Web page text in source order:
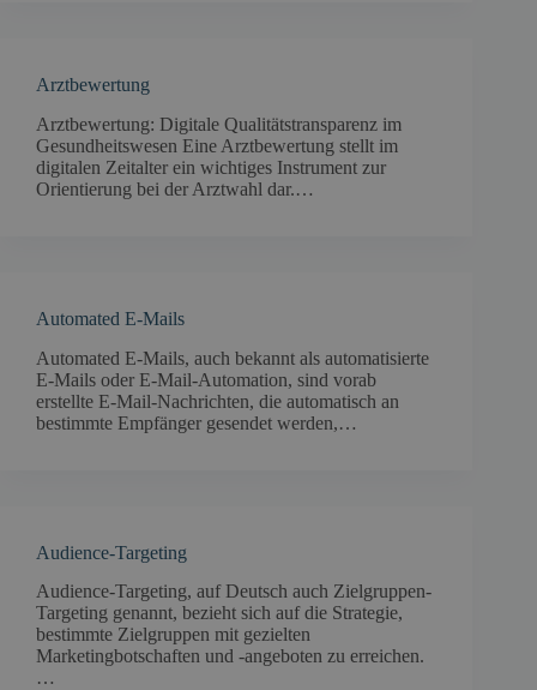
Arztbewertung
Arztbewertung: Digitale Qualitätstransparenz im
Gesundheitswesen Eine Arztbewertung stellt im
digitalen Zeitalter ein wichtiges Instrument zur
Orientierung bei der Arztwahl dar.…
Automated E-Mails
Automated E-Mails, auch bekannt als automatisierte
E-Mails oder E-Mail-Automation, sind vorab
erstellte E-Mail-Nachrichten, die automatisch an
bestimmte Empfänger gesendet werden,…
Audience-Targeting
Audience-Targeting, auf Deutsch auch Zielgruppen-
Targeting genannt, bezieht sich auf die Strategie,
bestimmte Zielgruppen mit gezielten
Marketingbotschaften und -angeboten zu erreichen.
…